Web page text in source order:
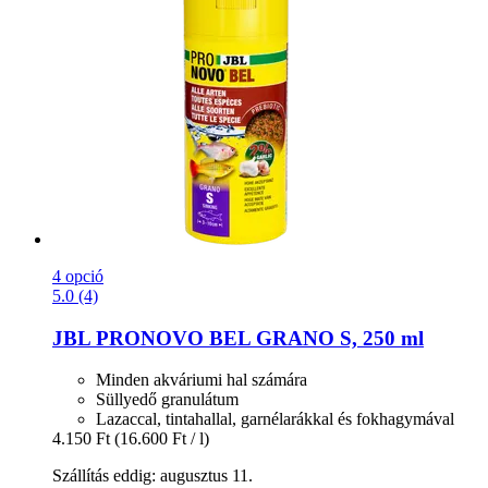
4 opció
5.0 (4)
JBL PRONOVO BEL GRANO S, 250 ml
Minden akváriumi hal számára
Süllyedő granulátum
Lazaccal, tintahallal, garnélarákkal és fokhagymával
4.150 Ft (16.600 Ft / l)
Szállítás eddig: augusztus 11.